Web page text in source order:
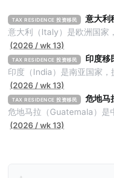
TAX RESIDENCE 投资移民 意大利
意大利（Italy）是欧洲国家
计划。申请人必须满足至少
投资者签证： * 投资200万欧元意大利政府债券； * 投
资50万欧元意大利股票； * 投资25万欧元于创新初创
企业；或 * 向意大利公共利益项目捐赠100万欧元。 当
投资者在居留许可证有效期
在居留证到期日前至少60
过五年的实际居留（每年在
吸引力吗？我们来看看：
(2026 / wk 13)
TAX RESIDENCE 投资移民 印度移
印度（India）是南亚国家，
足特定的标准获得居留权。
请人透过外国直接投资（FDI）
人必须在18个月内投资至少
币）或36个月内投资至少
的财务能力和专业知识； * 申请人必须在印度就业务注
(2026 / wk 13)
TAX RESIDENCE 投资移民 危地马
危地马拉（Guatemala）是
证明被动收入或养老金收入
增加300美元（折合约人民币2千）。
(2026 / wk 13)